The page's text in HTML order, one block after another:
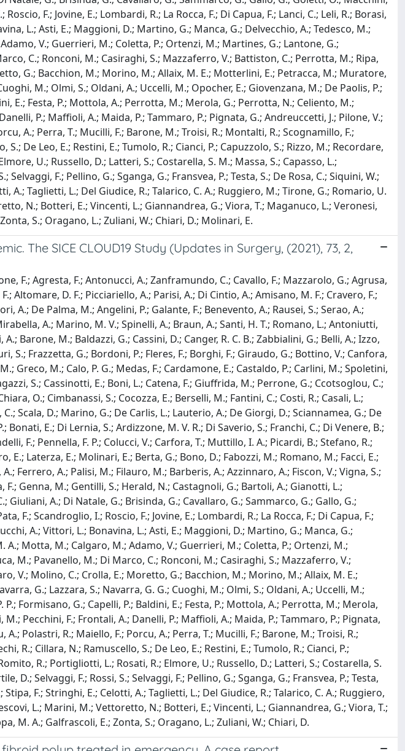
F.; Jovine, E.; Lombardi, R.; La Rocca, F.; Di Capua, F.; Lanci, C.; Leli, R.; Borasi,
L.; Asti, E.; Maggioni, D.; Martino, G.; Manca, G.; Delvecchio, A.; Tedesco, M.;
V.; Guerrieri, M.; Coletta, P.; Ortenzi, M.; Martines, G.; Lantone, G.;
C.; Ronconi, M.; Casiraghi, S.; Mazzaferro, V.; Battiston, C.; Perrotta, M.; Ripa,
G.; Bacchion, M.; Morino, M.; Allaix, M. E.; Motterlini, E.; Petracca, M.; Muratore,
M.; Olmi, S.; Oldani, A.; Uccelli, M.; Opocher, E.; Giovenzana, M.; De Paolis, P.;
E.; Festa, P.; Mottola, A.; Perrotta, M.; Merola, G.; Perrotta, N.; Celiento, M.;
P.; Maffioli, A.; Maida, P.; Tammaro, P.; Pignata, G.; Andreuccetti, J.; Pilone, V.;
A.; Perra, T.; Mucilli, F.; Barone, M.; Troisi, R.; Montalti, R.; Scognamillo, F.;
De Leo, E.; Restini, E.; Tumolo, R.; Cianci, P.; Capuzzolo, S.; Rizzo, M.; Recordare,
U.; Russello, D.; Latteri, S.; Costarella, S. M.; Massa, S.; Capasso, L.;
F.; Pellino, G.; Sganga, G.; Fransvea, P.; Testa, S.; De Rosa, C.; Siquini, W.;
A.; Taglietti, L.; Del Giudice, R.; Talarico, C. A.; Ruggiero, M.; Tirone, G.; Romario, U.
N.; Botteri, E.; Vincenti, L.; Giannandrea, G.; Viora, T.; Maganuco, L.; Veronesi,
S.; Oragano, L.; Zuliani, W.; Chiari, D.; Molinari, E.
The SICE CLOUD19 Study (Updates in Surgery, (2021), 73, 2,
F.; Agresta, F.; Antonucci, A.; Zanframundo, C.; Cavallo, F.; Mazzarolo, G.; Agrusa,
D. F.; Picciariello, A.; Parisi, A.; Di Cintio, A.; Amisano, M. F.; Cravero, F.;
De Palma, M.; Angelini, P.; Galante, F.; Benevento, A.; Rausei, S.; Serao, A.;
A.; Marino, M. V.; Spinelli, A.; Braun, A.; Santi, H. T.; Romano, L.; Antoniutti,
Barone, M.; Baldazzi, G.; Cassini, D.; Canger, R. C. B.; Zabbialini, G.; Belli, A.; Izzo,
S.; Frazzetta, G.; Bordoni, P.; Fleres, F.; Borghi, F.; Giraudo, G.; Bottino, V.; Canfora,
Greco, M.; Calo, P. G.; Medas, F.; Cardamone, E.; Castaldo, P.; Carlini, M.; Spoletini,
S.; Cassinotti, E.; Boni, L.; Catena, F.; Giuffrida, M.; Perrone, G.; Ccotsoglou, C.;
O.; Cimbanassi, S.; Cocozza, E.; Berselli, M.; Fantini, C.; Costi, R.; Casali, L.;
Scala, D.; Marino, G.; De Carlis, L.; Lauterio, A.; De Giorgi, D.; Sciannamea, G.; De
E.; Di Lernia, S.; Ardizzone, M. V. R.; Di Saverio, S.; Franchi, C.; Di Venere, B.;
F.; Pennella, F. P.; Colucci, V.; Carfora, T.; Muttillo, I. A.; Picardi, B.; Stefano, R.;
Laterza, E.; Molinari, E.; Berta, G.; Bono, D.; Fabozzi, M.; Romano, M.; Facci, E.;
Ferrero, A.; Palisi, M.; Filauro, M.; Barberis, A.; Azzinnaro, A.; Fiscon, V.; Vigna, S.;
Genna, M.; Gentilli, S.; Herald, N.; Castagnoli, G.; Bartoli, A.; Gianotti, L.;
A.; Di Natale, G.; Brisinda, G.; Cavallaro, G.; Sammarco, G.; Gallo, G.;
F.; Scandroglio, I.; Roscio, F.; Jovine, E.; Lombardi, R.; La Rocca, F.; Di Capua, F.;
A.; Vittori, L.; Bonavina, L.; Asti, E.; Maggioni, D.; Martino, G.; Manca, G.;
Motta, M.; Calgaro, M.; Adamo, V.; Guerrieri, M.; Coletta, P.; Ortenzi, M.;
M.; Pavanello, M.; Di Marco, C.; Ronconi, M.; Casiraghi, S.; Mazzaferro, V.;
V.; Molino, C.; Crolla, E.; Moretto, G.; Bacchion, M.; Morino, M.; Allaix, M. E.;
G.; Lazzara, S.; Navarra, G. G.; Cuoghi, M.; Olmi, S.; Oldani, A.; Uccelli, M.;
Formisano, G.; Capelli, P.; Baldini, E.; Festa, P.; Mottola, A.; Perrotta, M.; Merola,
Pecchini, F.; Frontali, A.; Danelli, P.; Maffioli, A.; Maida, P.; Tammaro, P.; Pignata,
Polastri, R.; Maiello, F.; Porcu, A.; Perra, T.; Mucilli, F.; Barone, M.; Troisi, R.;
R.; Cillara, N.; Ramuscello, S.; De Leo, E.; Restini, E.; Tumolo, R.; Cianci, P.;
R.; Portigliotti, L.; Rosati, R.; Elmore, U.; Russello, D.; Latteri, S.; Costarella, S.
D.; Selvaggi, F.; Rossi, S.; Selvaggi, F.; Pellino, G.; Sganga, G.; Fransvea, P.; Testa,
F.; Stringhi, E.; Celotti, A.; Taglietti, L.; Del Giudice, R.; Talarico, C. A.; Ruggiero,
L.; Marini, M.; Vettoretto, N.; Botteri, E.; Vincenti, L.; Giannandrea, G.; Viora, T.;
M. A.; Galfrascoli, E.; Zonta, S.; Oragano, L.; Zuliani, W.; Chiari, D.